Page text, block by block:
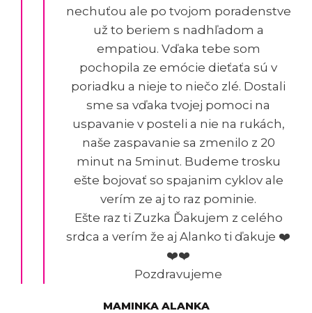
nechuťou ale po tvojom poradenstve
už to beriem s nadhľadom a
empatiou. Vďaka tebe som
pochopila ze emócie dieťaťa sú v
poriadku a nieje to niečo zlé. Dostali
sme sa vďaka tvojej pomoci na
uspavanie v posteli a nie na rukách,
naše zaspavanie sa zmenilo z 20
minut na 5minut. Budeme trosku
ešte bojovať so spajanim cyklov ale
verím ze aj to raz pominie.
Ešte raz ti Zuzka Ďakujem z celého
srdca a verím že aj Alanko ti ďakuje ❤️
❤️❤️
Pozdravujeme
MAMINKA ALANKA